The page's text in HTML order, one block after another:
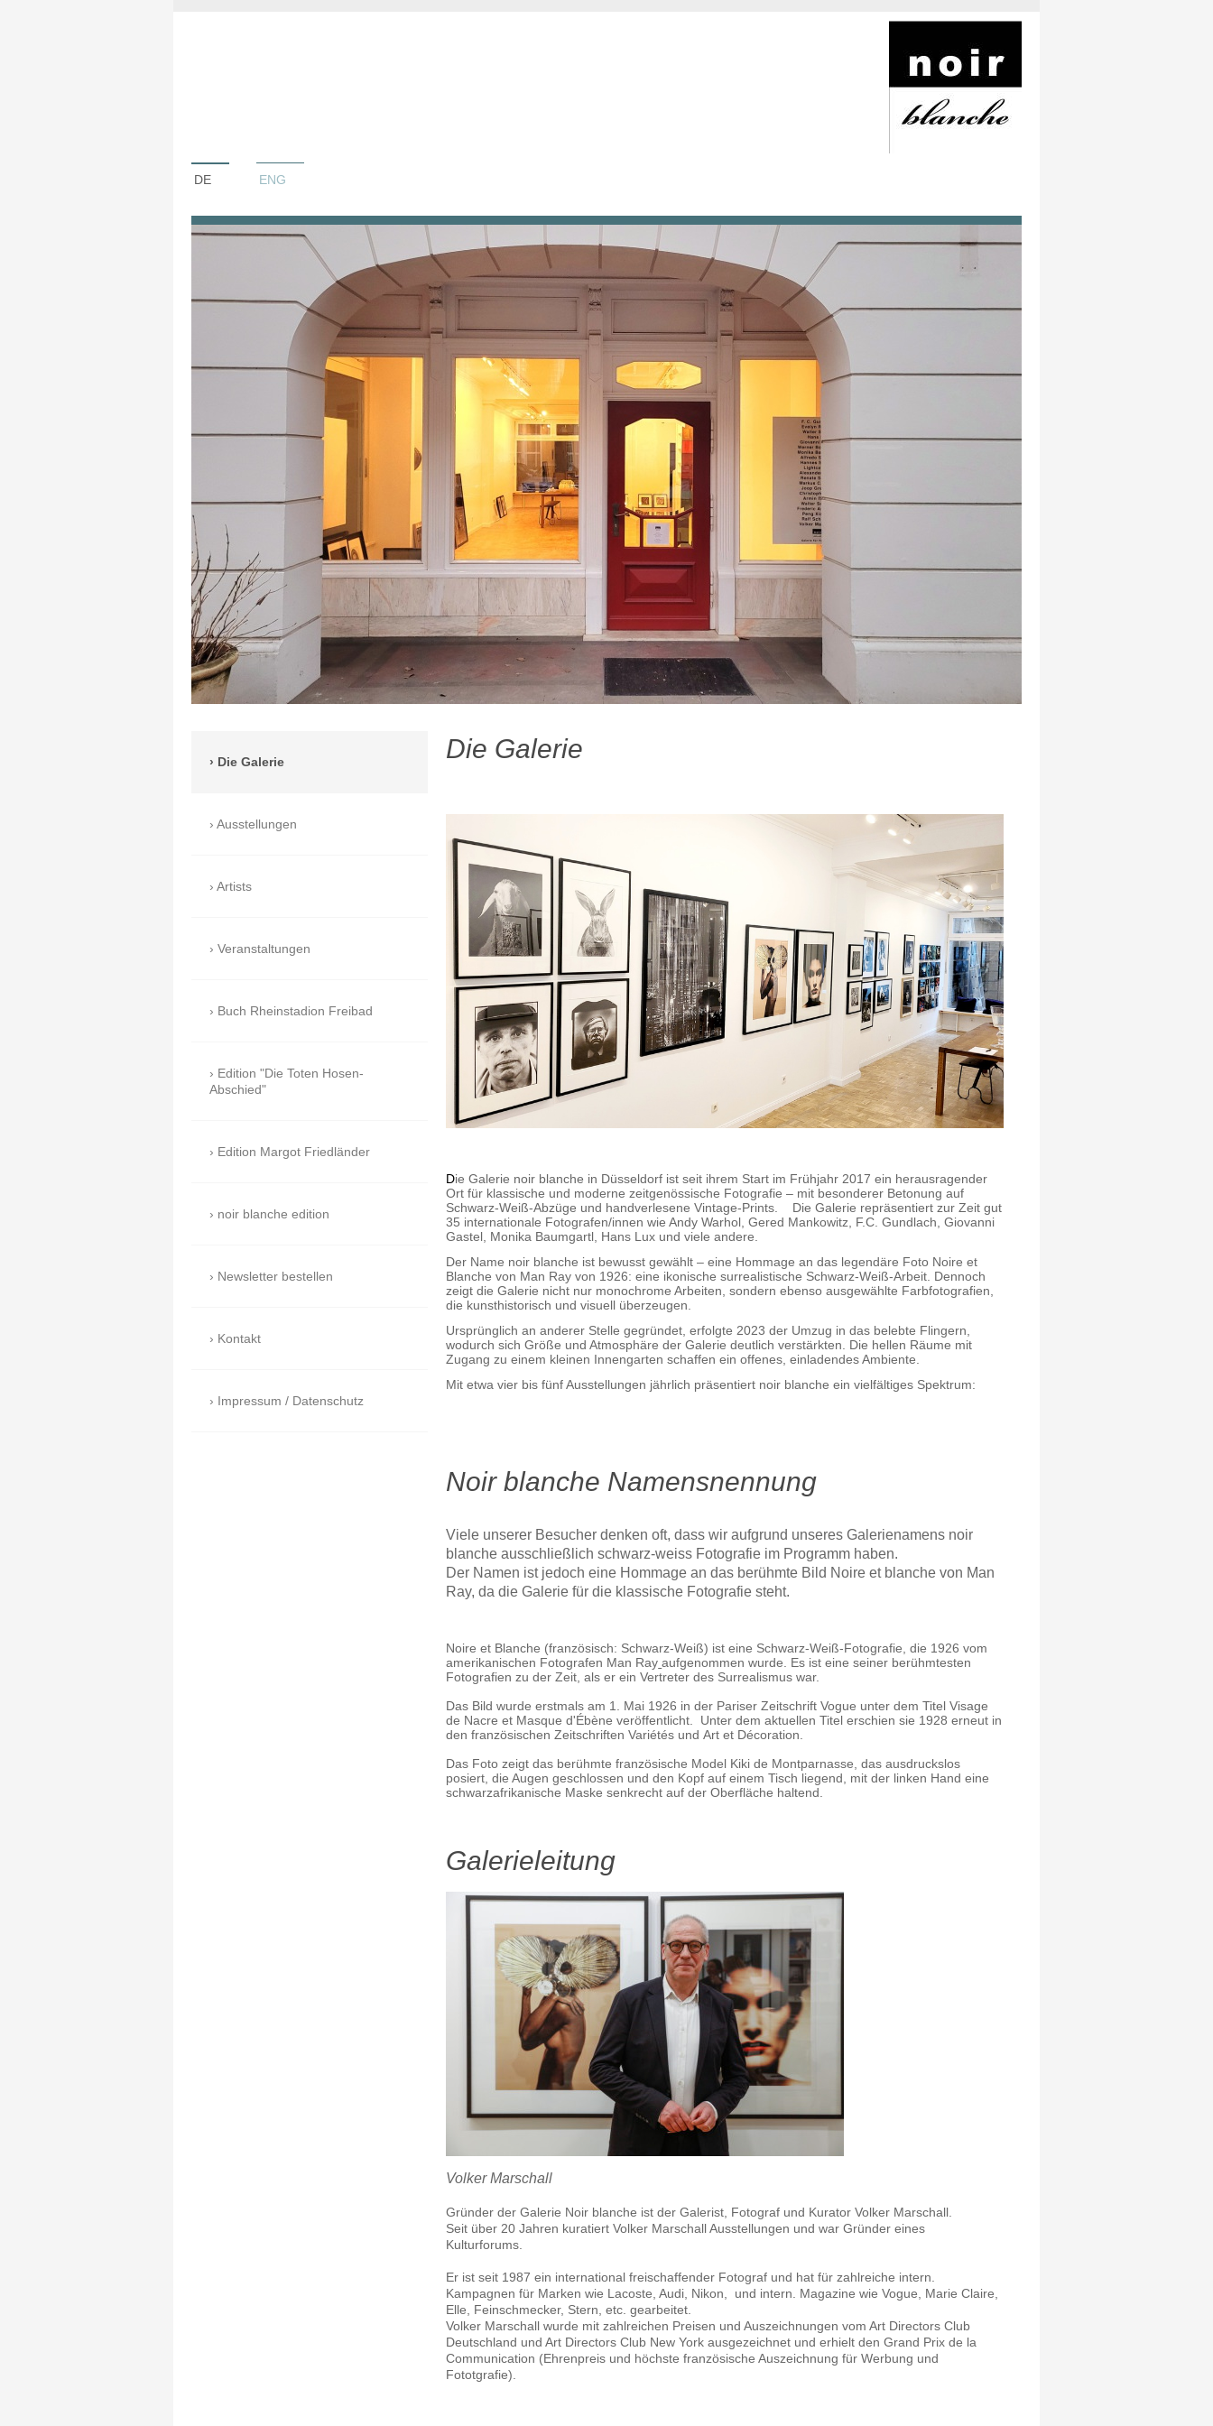
DE ENG
Die Galerie
Die Galerie noir blanche in Düsseldorf ist seit ihrem Start im Frühjahr 2017 ein herausragender
Ort für klassische und moderne zeitgenössische Fotografie – mit besonderer Betonung auf
Schwarz-Weiß-Abzüge und handverlesene Vintage-Prints. Die Galerie repräsentiert zur Zeit gut
35 internationale Fotografen/innen wie Andy Warhol, Gered Mankowitz, F.C. Gundlach, Giovanni
Gastel, Monika Baumgartl, Hans Lux und viele andere.
Der Name noir blanche ist bewusst gewählt – eine Hommage an das legendäre Foto Noire et
Blanche von Man Ray von 1926: eine ikonische surrealistische Schwarz-Weiß-Arbeit. Dennoch
zeigt die Galerie nicht nur monochrome Arbeiten, sondern ebenso ausgewählte Farbfotografien,
die kunsthistorisch und visuell überzeugen.
Ursprünglich an anderer Stelle gegründet, erfolgte 2023 der Umzug in das belebte Flingern,
wodurch sich Größe und Atmosphäre der Galerie deutlich verstärkten. Die hellen Räume mit
Zugang zu einem kleinen Innengarten schaffen ein offenes, einladendes Ambiente.
Mit etwa vier bis fünf Ausstellungen jährlich präsentiert noir blanche ein vielfältiges Spektrum:
Noir blanche Namensnennung
Viele unserer Besucher denken oft, dass wir aufgrund unseres Galerienamens noir
blanche ausschließlich schwarz-weiss Fotografie im Programm haben.
Der Namen ist jedoch eine Hommage an das berühmte Bild Noire et blanche von Man
Ray, da die Galerie für die klassische Fotografie steht.
Noire et Blanche (französisch: Schwarz-Weiß) ist eine Schwarz-Weiß-Fotografie, die 1926 vom
amerikanischen Fotografen Man Ray aufgenommen wurde. Es ist eine seiner berühmtesten
Fotografien zu der Zeit, als er ein Vertreter des Surrealismus war.
Das Bild wurde erstmals am 1. Mai 1926 in der Pariser Zeitschrift Vogue unter dem Titel Visage
de Nacre et Masque d'Ébène veröffentlicht.
Unter dem aktuellen Titel erschien sie 1928 erneut in
den französischen Zeitschriften Variétés und Art et Décoration.
Das Foto zeigt das berühmte französische Model Kiki de Montparnasse , das ausdruckslos
posiert, die Augen geschlossen und den Kopf auf einem Tisch liegend, mit der linken Hand eine
schwarzafrikanische Maske senkrecht auf der Oberfläche haltend.
Galerieleitung
Volker Marschall
Gründer der Galerie Noir blanche ist der Galerist, Fotograf und Kurator Volker Marschall.
Seit über 20 Jahren kuratiert Volker Marschall Ausstellungen und war Gründer eines
Kulturforums.
Er ist seit 1987 ein international freischaffender Fotograf und hat für zahlreiche intern.
Kampagnen für Marken wie Lacoste, Audi, Nikon, und intern. Magazine wie Vogue, Marie Claire,
Elle, Feinschmecker, Stern, etc. gearbeitet.
Volker Marschall wurde mit zahlreichen Preisen und Auszeichnungen vom Art Directors Club
Deutschland und Art Directors Club New York ausgezeichnet und erhielt den Grand Prix de la
Communication (Ehrenpreis und höchste französische Auszeichnung für Werbung und
Fototgrafie).
Die Galerie
Ausstellungen
Artists
Veranstaltungen
Buch Rheinstadion Freibad
Edition "Die Toten Hosen-
Abschied"
Edition Margot Friedländer
noir blanche edition
Newsletter bestellen
Kontakt
Impressum / Datenschutz